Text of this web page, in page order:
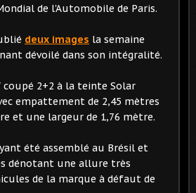
de l'Automobile de Paris.
deux images la semaine
dévoilé dans son intégralité.
2+2 à la teinte Solar
empattement de 2,45 mètres
et une largeur de 1,76 mètre.
été assemblé au Brésil et
dénotant une allure très
de la marque à défaut de